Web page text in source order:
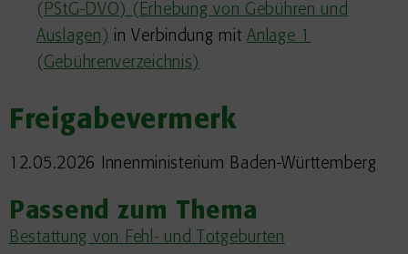
(PStG-DVO) (Erhebung von Gebühren und
Auslagen) in Verbindung mitAnlage 1
(Gebührenverzeichnis)
Freigabevermerk
12.05.2026 Innenministerium Baden-Württemberg
Passend zum Thema
Bestattung von Fehl- und Totgeburten